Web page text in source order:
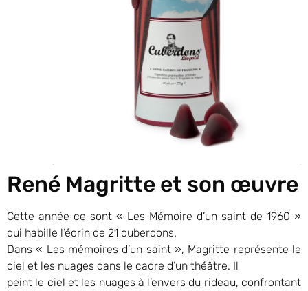
René Magritte et son œuvre
Cette année ce sont « Les Mémoire d’un saint de 1960 »
qui habille l’écrin de 21 cuberdons.
Dans « Les mémoires d’un saint », Magritte représente le
ciel et les nuages dans le cadre d’un théâtre. Il
peint le ciel et les nuages à l’envers du rideau, confrontant